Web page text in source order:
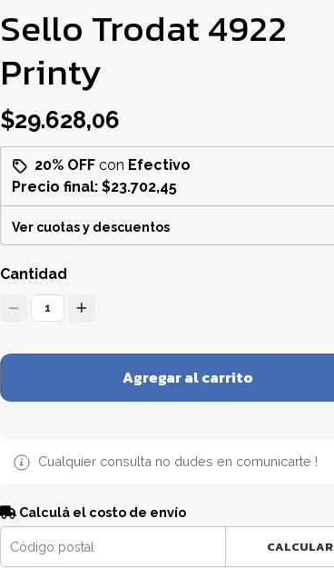
Sello Trodat 4922
Printy
$29.628,06
20% OFFcon Efectivo
Precio final: $23.702,45
Ver cuotas y descuentos
Cantidad
1
Agregar al carrito
Cualquier consulta no dudes en comunicarte !
Calculá el costo de envío
CALCULAR